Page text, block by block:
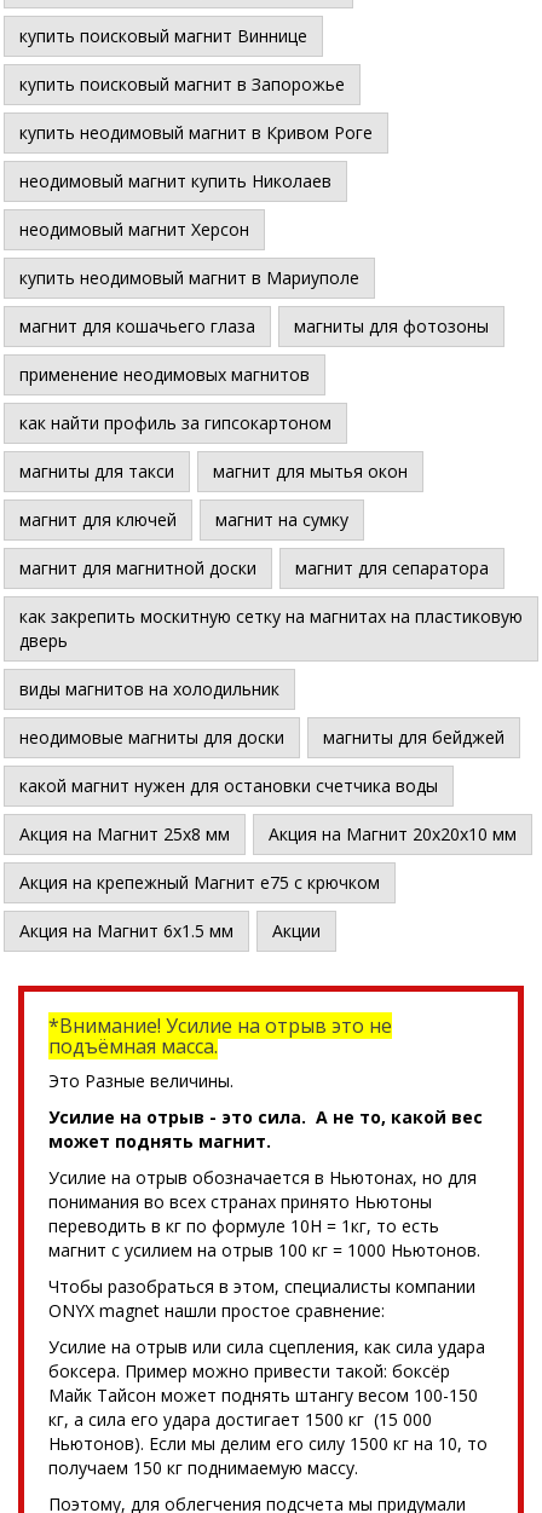
купить поисковый магнит Виннице
купить поисковый магнит в Запорожье
купить неодимовый магнит в Кривом Роге
неодимовый магнит купить Николаев
неодимовый магнит Херсон
купить неодимовый магнит в Мариуполе
магнит для кошачьего глаза магниты для фотозоны
применение неодимовых магнитов
как найти профиль за гипсокартоном
магниты для такси магнит для мытья окон
магнит для ключей магнит на сумку
магнит для магнитной доски магнит для сепаратора
как закрепить москитную сетку на магнитах на пластиковую
дверь
виды магнитов на холодильник
неодимовые магниты для доски магниты для бейджей
какой магнит нужен для остановки счетчика воды
Акция на Магнит 25х8 мм Акция на Магнит 20х20х10 мм
Акция на крепежный Магнит е75 с крючком
Акция на Магнит 6х1.5 мм Акции
*Внимание! Усилие на отрыв это не
подъёмная масса.
Это Разные величины.
Усилие на отрыв - это сила. А не то, какой вес
может поднять магнит.
Усилие на отрыв обозначается в Ньютонах, но для
понимания во всех странах принято Ньютоны
переводить в кг по формуле 10Н = 1кг, то есть
магнит с усилием на отрыв 100 кг = 1000 Ньютонов.
Чтобы разобраться в этом, специалисты компании
ONYX magnet нашли простое сравнение:
Усилие на отрыв или сила сцепления, как сила удара
боксера. Пример можно привести такой: боксёр
Майк Тайсон может поднять штангу весом 100-150
кг, а сила его удара достигает 1500 кг (15 000
Ньютонов). Если мы делим его силу 1500 кг на 10, то
получаем 150 кг поднимаемую массу.
Поэтому, для облегчения подсчета мы придумали